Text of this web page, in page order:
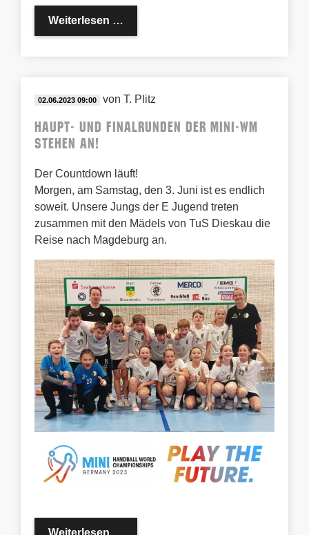
Weiterlesen …
02.06.2023 09:00 von T. Plitz
Haupt- und Finalrunden der MINI-WM
stehen an!
Der Countdown läuft!
Morgen, am Samstag, den 3. Juni ist es endlich
soweit. Unsere Jungs der E Jugend treten
zusammen mit den Mädels von TuS Dieskau die
Reise nach Magdeburg an.
Weiterlesen …